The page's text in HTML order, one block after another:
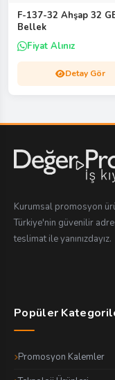
F-137-32 Ahşap 32
Bellek
Fiyat Alınız
Detay Gör
Kurumsal promosyon
Türkiye'nin güvenilir
teslimat ile yanınızdayız.
Popüler
Promosyon Kalemler